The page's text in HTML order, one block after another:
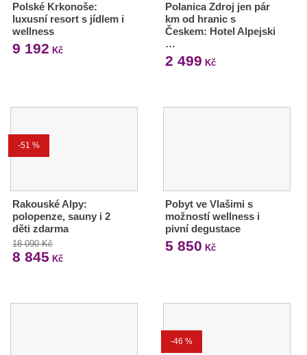
Polské Krkonoše:
luxusní resort s jídlem i
wellness
9 192 Kč
Polanica Zdroj jen pár
km od hranic s
Českem: Hotel Alpejski
…
2 499 Kč
-51 %
Rakouské Alpy:
polopenze, sauny i 2
děti zdarma
18 090 Kč
8 845 Kč
Pobyt ve Vlašimi s
možností wellness i
pivní degustace
5 850 Kč
-46 %